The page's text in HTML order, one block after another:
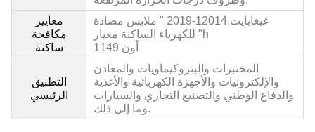
معايير
مكافحة
ساكنة
غيغابايت 12014
-2019 " ملابس مضادة
للكهرباء الساكنة معيار "h
أون 1149
التطبيق
الرئيسي
المختبرات والبتروكيماويات والمعادن
والإلكترونيات والأجهزة الكهربائية والأغذية
والدفاع الوطني والتصنيع التجاري والسيارات
وما إلى ذلك.